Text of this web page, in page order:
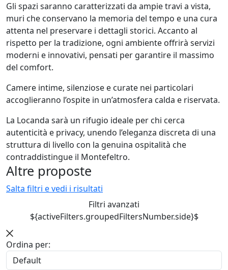
Gli spazi saranno caratterizzati da ampie travi a vista,
muri che conservano la memoria del tempo e una cura
attenta nel preservare i dettagli storici. Accanto al
rispetto per la tradizione, ogni ambiente offrirà servizi
moderni e innovativi, pensati per garantire il massimo
del comfort.
Camere intime, silenziose e curate nei particolari
accoglieranno l’ospite in un’atmosfera calda e riservata.
La Locanda sarà un rifugio ideale per chi cerca
autenticità e privacy, unendo l’eleganza discreta di una
struttura di livello con la genuina ospitalità che
contraddistingue il Montefeltro.
Altre proposte
Salta filtri e vedi i risultati
Filtri avanzati
${activeFilters.groupedFiltersNumber.side}$
Ordina per: